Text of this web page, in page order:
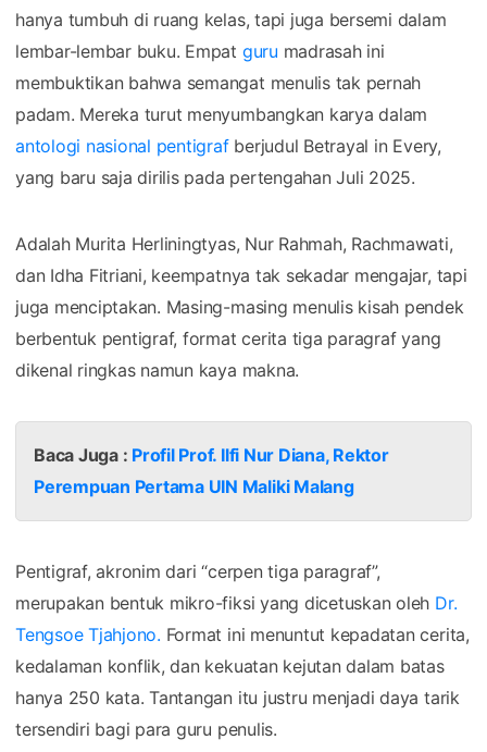
hanya tumbuh di ruang kelas, tapi juga bersemi dalam
lembar-lembar buku. Empat guru madrasah ini
membuktikan bahwa semangat menulis tak pernah
padam. Mereka turut menyumbangkan karya dalam
antologi nasional pentigrafberjudul Betrayal in Every,
yang baru saja dirilis pada pertengahan Juli 2025.
Adalah Murita Herliningtyas, Nur Rahmah, Rachmawati,
dan Idha Fitriani, keempatnya tak sekadar mengajar, tapi
juga menciptakan. Masing-masing menulis kisah pendek
berbentuk pentigraf, format cerita tiga paragraf yang
dikenal ringkas namun kaya makna.
Baca Juga : Profil Prof. Ilfi Nur Diana, Rektor
Perempuan Pertama UIN Maliki Malang
Pentigraf, akronim dari “cerpen tiga paragraf”,
merupakan bentuk mikro-fiksi yang dicetuskan oleh Dr.
Tengsoe Tjahjono. Format ini menuntut kepadatan cerita,
kedalaman konflik, dan kekuatan kejutan dalam batas
hanya 250 kata. Tantangan itu justru menjadi daya tarik
tersendiri bagi para guru penulis.